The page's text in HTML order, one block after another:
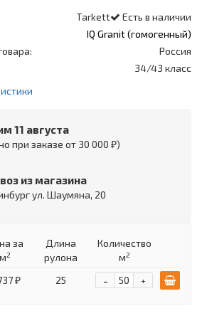
Есть в наличии
Tarkett
IQ Granit (гомогенный)
Россия
34/43 класс
11 августа
при заказе от 30 000 ₽)
из магазина
ул. Шаумяна, 20
за
м2
Длина
рулона
Количество
м2
₽ 25 +
-